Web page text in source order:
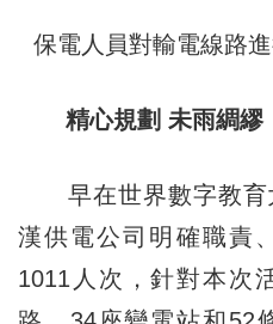
保電人員對輸電線路
精心規劃 未雨綢繆
早在世界數字教育
漢供電公司明確職責
1011人次，針對本次